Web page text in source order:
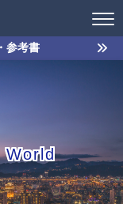
参考書
World